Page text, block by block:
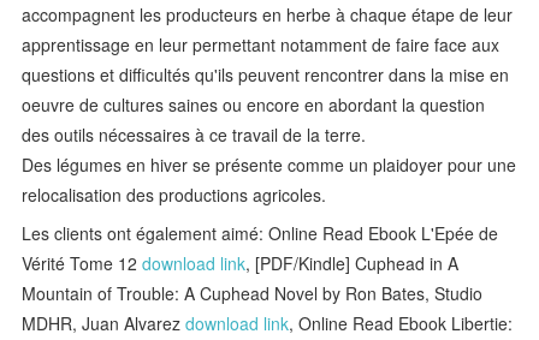
accompagnent les producteurs en herbe à chaque étape de leur
apprentissage en leur permettant notamment de faire face aux
questions et difficultés qu'ils peuvent rencontrer dans la mise en
oeuvre de cultures saines ou encore en abordant la question
des outils nécessaires à ce travail de la terre.
Des légumes en hiver se présente comme un plaidoyer pour une
relocalisation des productions agricoles.
Les clients ont également aimé: Online Read Ebook L'Epée de
Vérité Tome 12download link, [PDF/Kindle] Cuphead in A
Mountain of Trouble: A Cuphead Novel by Ron Bates, Studio
MDHR, Juan Alvarezdownload link, Online Read Ebook Libertie: